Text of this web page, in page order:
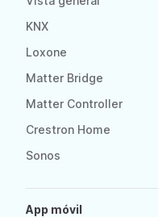
KNX
Loxone
Matter Bridge
Matter Controller
Crestron Home
Sonos
App móvil